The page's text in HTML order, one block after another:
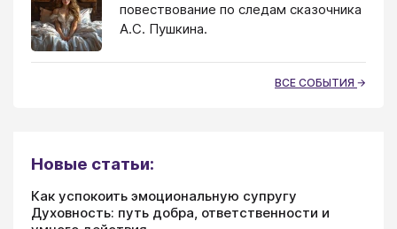
повествование по следам сказочника
А.С. Пушкина.
ВСЕ СОБЫТИЯ
Новые статьи:
Как успокоить эмоциональную супругу
Духовность: путь добра, ответственности и